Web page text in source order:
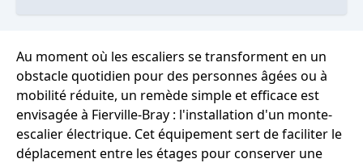
Au moment où les escaliers se transforment en un
obstacle quotidien pour des personnes âgées ou à
mobilité réduite, un remède simple et efficace est
envisagée à Fierville-Bray : l'installation d'un monte-
escalier électrique. Cet équipement sert de faciliter le
déplacement entre les étages pour conserver une